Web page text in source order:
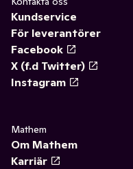
Kundservice
För leverantörer
Facebook
X (f.d Twitter)
Instagram
Mathem
Om Mathem
Karriär